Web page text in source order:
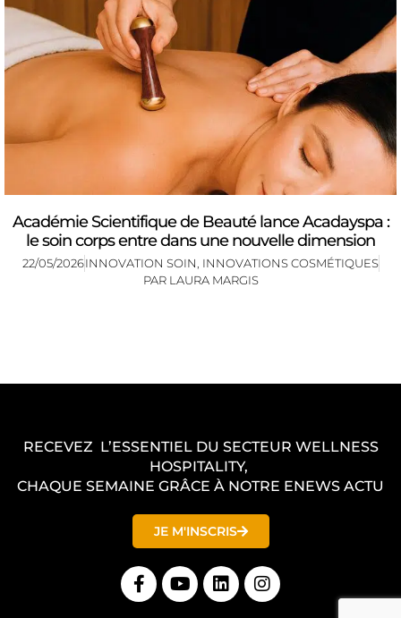
Académie Scientifique de Beauté lance Acadayspa :
le soin corps entre dans une nouvelle dimension
22/05/2026INNOVATION SOIN INNOVATIONS COSMÉTIQUES
PAR LAURA MARGIS
RECEVEZ L’ESSENTIEL DU SECTEUR WELLNESS
HOSPITALITY,
CHAQUE SEMAINE GRÂCE À NOTRE ENEWS ACTU
JE M'INSCRIS
F
a
Y
o
L
i
I
n